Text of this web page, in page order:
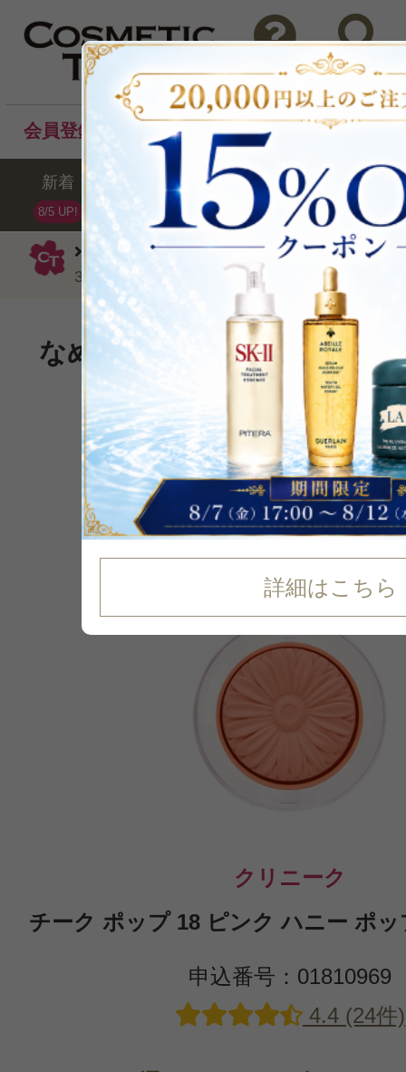
クリニーク チーク
チーク ポップ
3.5g/0.12oz.
問い合わせ 検索
会員登録後のお買い物でポイントプレゼント！
新着
8/5 UP!
セール ランキング ブ
詳細はこちら
なめらかにフィットし自然
31%
OFF
クリニーク
チーク ポップ 18 ピンク ハニー ポ
申込番号：01810969
4.4 (24件)